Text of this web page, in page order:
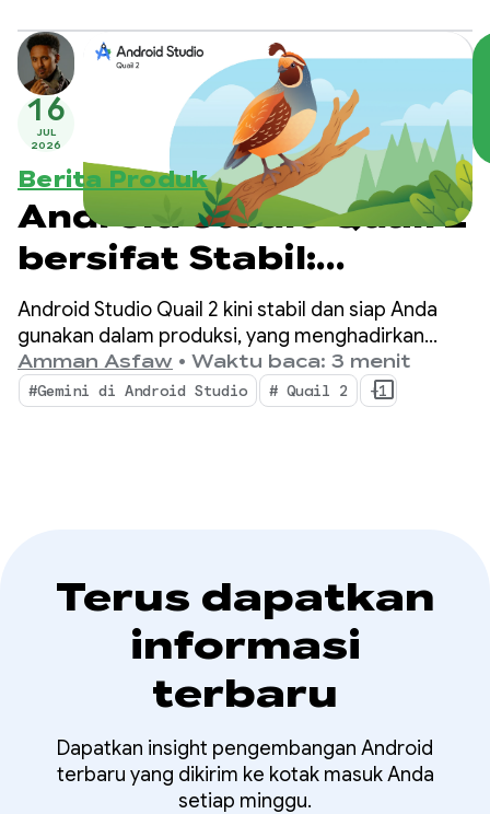
kami ingin merayakannya.
16
JUL
2026
Berita Produk
Android Studio Quail 2
bersifat Stabil:
Multitasking dengan
agen AI Android
Studio
Android Studio Quail 2 kini stabil dan siap Anda
gunakan dalam produksi, yang menghadirkan
perubahan pada IDE Anda dengan alur kerja
agentik serentak, pembuatan profil kebocoran
memori yang terintegrasi secara native, dan
Amman Asfaw • Waktu baca: 3 menit
#Gemini di Android Studio # Quail 2 +1
Terus dapatkan
informasi
terbaru
Dapatkan insight pengembangan Android
terbaru yang dikirim ke kotak masuk Anda
setiap minggu.